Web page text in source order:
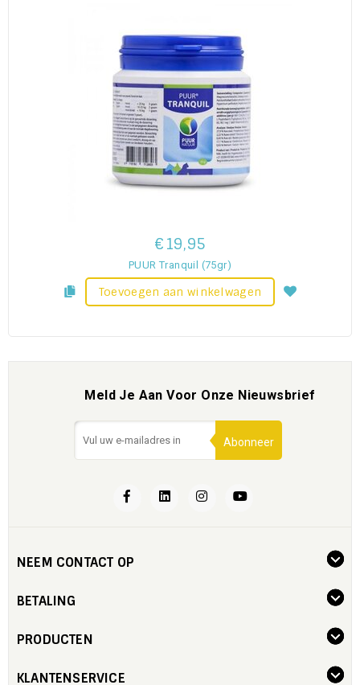
€19,95
PUUR Tranquil (75gr)
Toevoegen aan winkelwagen
Meld Je Aan Voor Onze Nieuwsbrief
Abonneer
NEEM CONTACT OP
BETALING
PRODUCTEN
KLANTENSERVICE